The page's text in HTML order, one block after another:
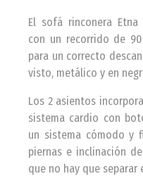
El sofá rinconera Etna
con un recorrido de
para un correcto
visto, metálico y en
Los 2 asientos
sistema cardio con
un sistema cómodo y
piernas e inclinación
que no hay que